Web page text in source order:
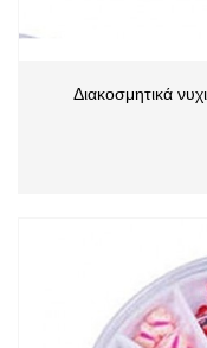
Διακοσμητικά